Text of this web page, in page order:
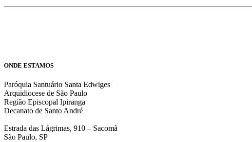
ONDE ESTAMOS
Paróquia Santuário Santa Edwiges
Arquidiocese de São Paulo
Região Episcopal Ipiranga
Decanato de Santo André
Estrada das Lágrimas, 910 – Sacomã
São Paulo, SP